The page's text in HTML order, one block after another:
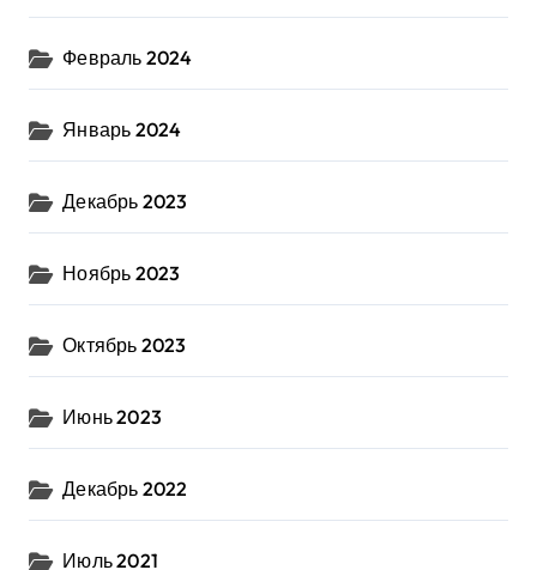
Февраль 2024
Январь 2024
Декабрь 2023
Ноябрь 2023
Октябрь 2023
Июнь 2023
Декабрь 2022
Июль 2021